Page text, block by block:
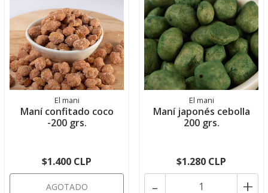
El mani
Maní confitado coco
-200 grs.
$1.400 CLP
AGOTADO
El mani
Maní japonés cebolla
200 grs.
$1.280 CLP
+
-